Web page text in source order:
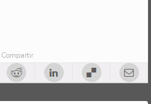
Compartir